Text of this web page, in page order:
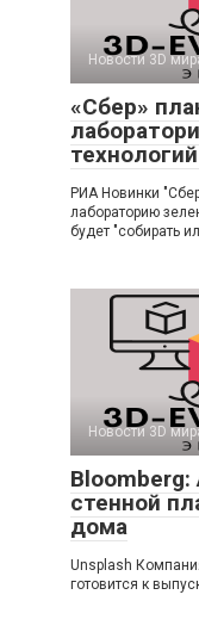
Новости 3D
«Сбер»
РИА Новинки
лабораторию
будет "собирать
Новости 3D
Bloomberg:
стенной
дома
Unsplash
готовится к